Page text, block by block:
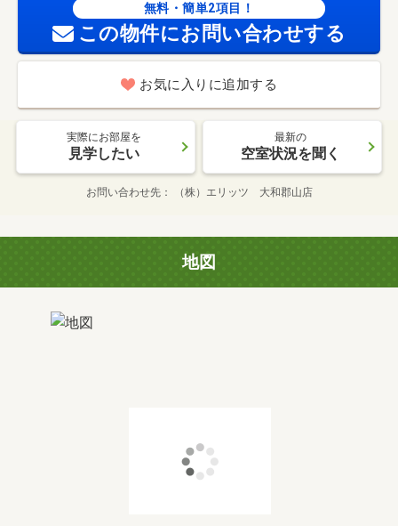
無料・簡単2項目！
この物件にお問い合わせする
お気に入りに追加する
実際にお部屋を
見学したい
最新の
空室状況を聞く
お問い合わせ先 （株）エリッツ 大和郡山店
地図